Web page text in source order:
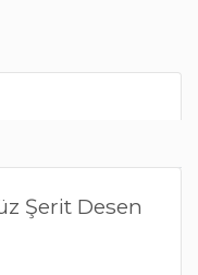
Şerit Desen